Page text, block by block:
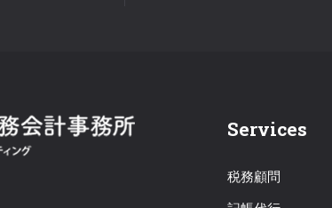
Services
税務顧問